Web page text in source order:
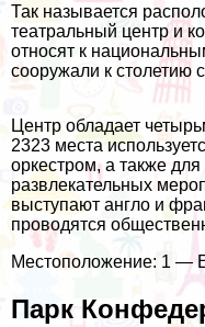
Так называется
театральный центр и
относят к
сооружали к столетию
Центр обладает
2323 места
оркестром, а также
развлекательных
выступают англо и
проводятся
Местоположение: 1 —
Парк